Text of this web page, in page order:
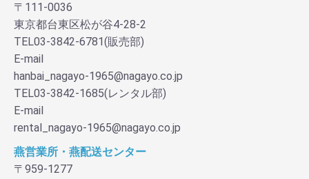
〒111-0036
東京都台東区松が谷4-28-2
TEL03-3842-6781(販売部)
E-mail
hanbai_nagayo-1965@nagayo.co.jp
TEL03-3842-1685(レンタル部)
E-mail
rental_nagayo-1965@nagayo.co.jp
燕営業所・燕配送センター
〒959-1277